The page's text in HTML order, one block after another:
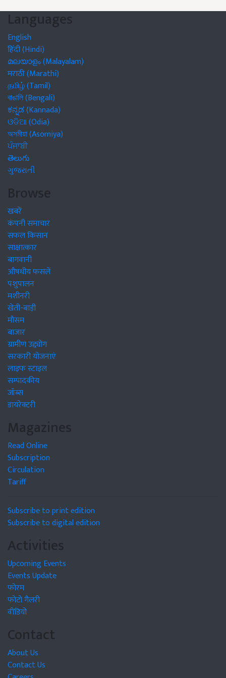
Languages
English
हिंदी (Hindi)
മലയാളം (Malayalam)
मराठी (Marathi)
தமிழ் (Tamil)
বাঙালি (Bengali)
ಕನ್ನಡ (Kannada)
ଓଡିଆ (Odia)
অসমীয়া (Asomiya)
ਪੰਜਾਬੀ
తెలుగు
ગુજરાતી
Browse
खबरें
कंपनी समाचार
सफल किसान
साक्षात्कार
बागवानी
औषधीय फसलें
पशुपालन
मशीनरी
खेती-बाड़ी
मौसम
बाजार
ग्रामीण उद्द्योग
सरकारी योजनाएं
लाइफ स्टाइल
सम्पादकीय
जॉब्स
डायरेक्टरी
Magazines
Read Online
Subscription
Circulation
Tariff
Subscribe to print edition
Subscribe to digital edition
Activities
Upcoming Events
Events Update
फोरम
फोटो गैलरी
वीडियो
Contact
About Us
Contact Us